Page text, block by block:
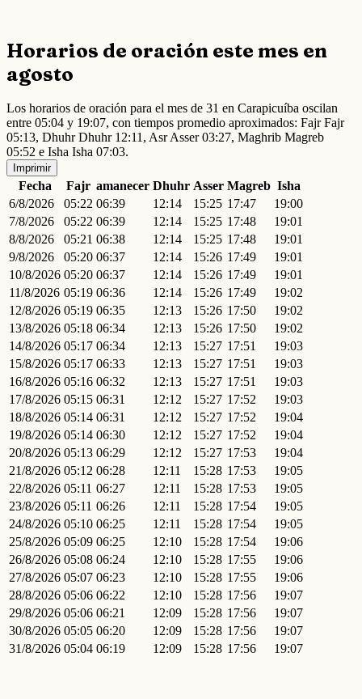
Horarios de oración este mes en
agosto
Los horarios de oración para el mes de 31 en Carapicuíba oscilan
entre 05:04 y 19:07, con tiempos promedio aproximados: Fajr Fajr
05:13, Dhuhr Dhuhr 12:11, Asr Asser 03:27, Maghrib Magreb
05:52 e Isha Isha 07:03.
Imprimir
Fecha Fajr amanecer Dhuhr Asser Magreb Isha
6/8/2026
05:22 06:39 12:14 15:25 17:47
19:00
7/8/2026
05:22 06:39 12:14 15:25 17:48
19:01
8/8/2026
05:21 06:38 12:14 15:25 17:48
19:01
9/8/2026
05:20 06:37 12:14 15:26 17:49
19:01
10/8/2026 05:20 06:37 12:14 15:26 17:49
19:01
11/8/2026 05:19 06:36 12:14 15:26 17:49
19:02
12/8/2026 05:19 06:35 12:13 15:26 17:50
19:02
13/8/2026 05:18 06:34 12:13 15:26 17:50
19:02
14/8/2026 05:17 06:34 12:13 15:27 17:51
19:03
15/8/2026 05:17 06:33 12:13 15:27 17:51
19:03
16/8/2026 05:16 06:32 12:13 15:27 17:51
19:03
17/8/2026 05:15 06:31 12:12 15:27 17:52
19:03
18/8/2026 05:14 06:31 12:12 15:27 17:52
19:04
19/8/2026 05:14 06:30 12:12 15:27 17:52
19:04
20/8/2026 05:13 06:29 12:12 15:27 17:53
19:04
21/8/2026 05:12 06:28 12:11 15:28 17:53
19:05
22/8/2026 05:11 06:27 12:11 15:28 17:53
19:05
23/8/2026 05:11 06:26 12:11 15:28 17:54
19:05
24/8/2026 05:10 06:25 12:11 15:28 17:54
19:05
25/8/2026 05:09 06:25 12:10 15:28 17:54
19:06
26/8/2026 05:08 06:24 12:10 15:28 17:55
19:06
27/8/2026 05:07 06:23 12:10 15:28 17:55
19:06
28/8/2026 05:06 06:22 12:10 15:28 17:56
19:07
29/8/2026 05:06 06:21 12:09 15:28 17:56
19:07
30/8/2026 05:05 06:20 12:09 15:28 17:56
19:07
31/8/2026 05:04 06:19 12:09 15:28 17:56 19:07